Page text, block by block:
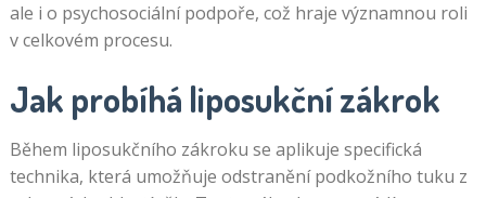
ale i o psychosociální podpoře, což hraje významnou roli
v celkovém procesu.
Jak probíhá liposukční zákrok
Během liposukčního zákroku se aplikuje specifická
technika, která umožňuje odstranění podkožního tuku z